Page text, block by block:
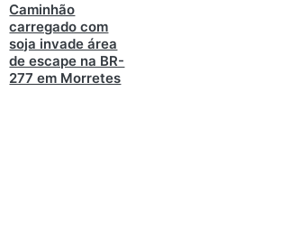
Caminhão
carregado com
soja invade área
de escape na BR-
277 em Morretes